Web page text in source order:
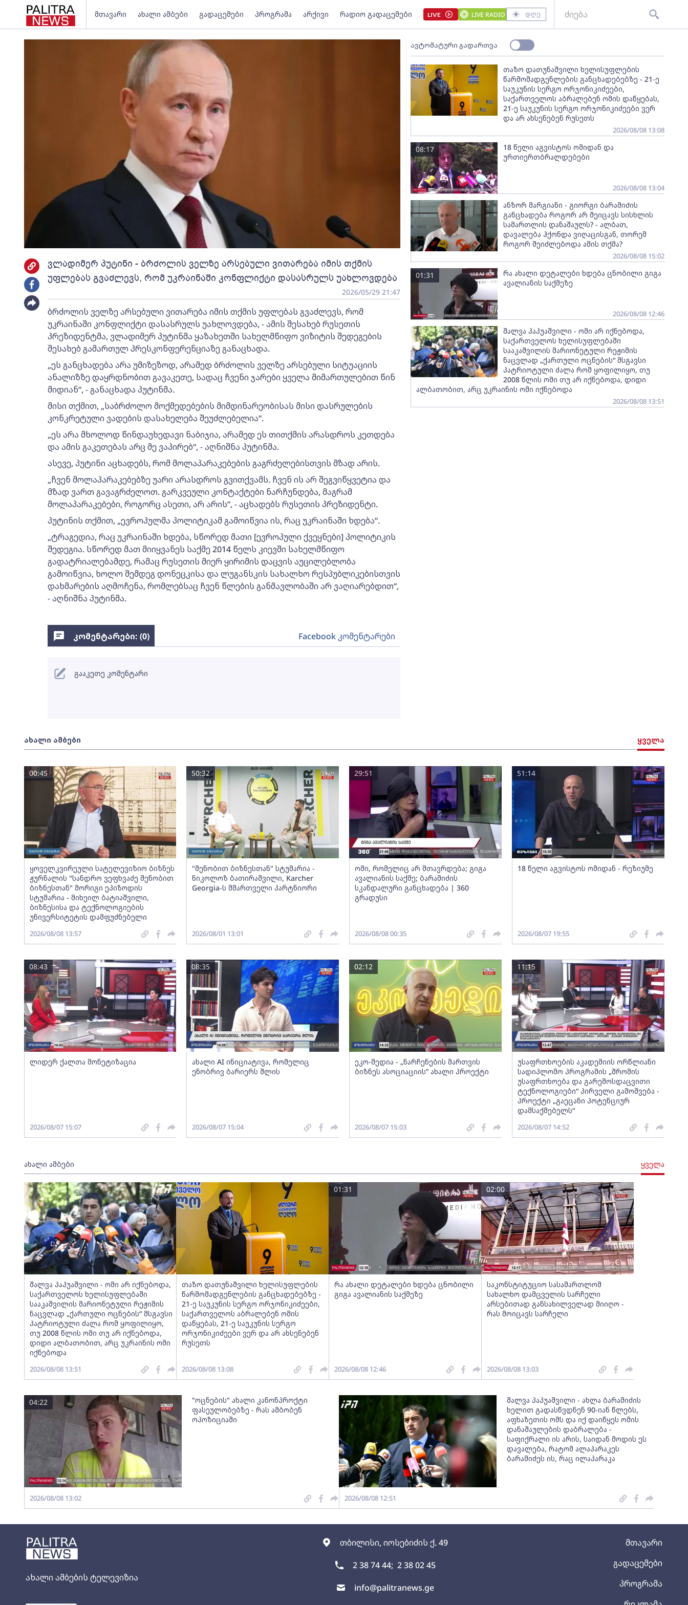
მთავარი ახალი ამბები გადაცემები პროგრამა არქივი რადიო გადაცემები LIVE LIVE RADIO დღე
ახალი ამბების ტელევიზია
თბილისი, იოსებიძის ქ. 49
2 38 74 44; 2 38 02 45
info@palitranews.ge
მთავარი
გადაცემები
პროგრამა
ვლადიმერ პუტინი - ბრძოლის ველზე არსებული ვითარება იმის თქმის
უფლებას გვაძლევს, რომ უკრაინაში კონფლიქტი დასასრულს უახლოვდება
2026/05/29 21:47
ბრძოლის ველზე არსებული ვითარება იმის თქმის უფლებას გვაძლევს, რომ
უკრაინაში კონფლიქტი დასასრულს უახლოვდება, - ამის შესახებ რუსეთის
პრეზიდენტმა, ვლადიმერ პუტინმა ყაზახეთში სახელმწიფო ვიზიტის შედეგების
შესახებ გამართულ პრესკონფერენციაზე განაცხადა.
„ეს განცხადება არა უმიზეზოდ, არამედ ბრძოლის ველზე არსებული სიტუაციის
ანალიზზე დაყრდნობით გავაკეთე, სადაც ჩვენი ჯარები ყველა მიმართულებით წინ
მიდიან“, - განაცხადა პუტინმა.
მისი თქმით, „საბრძოლო მოქმედებების მიმდინარეობისას მისი დასრულების
კონკრეტული ვადების დასახელება შეუძლებელია“.
„ეს არა მხოლოდ წინდაუხედავი ნაბიჯია, არამედ ეს თითქმის არასდროს კეთდება
და ამის გაკეთებას არც მე ვაპირებ“, - აღნიშნა პუტინმა.
ასევე, პუტინი აცხადებს, რომ მოლაპარაკებების გაგრძელებისთვის მზად არის.
„ჩვენ მოლაპარაკებებზე უარი არასდროს გვითქვამს. ჩვენ ის არ შეგვიწყვეტია და
მზად ვართ გავაგრძელოთ. გარკვეული კონტაქტები ნარჩუნდება, მაგრამ
მოლაპარაკებები, როგორც ასეთი, არ არის“, - აცხადებს რუსეთის პრეზიდენტი.
პუტინის თქმით, „ევროპულმა პოლიტიკამ გამოიწვია ის, რაც უკრაინაში ხდება“.
„ტრაგედია, რაც უკრაინაში ხდება, სწორედ მათი [ევროპული ქვეყნები] პოლიტიკის
შედეგია. სწორედ მათ მიიყვანეს საქმე 2014 წელს კიევში სახელმწიფო
გადატრიალებამდე, რამაც რუსეთის მიერ ყირიმის დაცვის აუცილებლობა
გამოიწვია, ხოლო შემდეგ დონეცკისა და ლუგანსკის სახალხო რესპუბლიკებისთვის
დახმარების აღმოჩენა, რომლებსაც ჩვენ წლების განმავლობაში არ ვაღიარებდით“,
- აღნიშნა პუტინმა.
ავტომატური გადართვა
თაზო დათუნაშვილი ხელისუფლების
წარმომადგენლების განცხადებებზე - 21-ე
საუკუნის სერგო ორჯონიკიძეები,
საქართველოს აბრალებენ ომის დაწყებას,
21-ე საუკუნის სერგო ორჯონიკიძეები ვერ
და არ ახსენებენ რუსეთს
2026/08/08 13:08
18 წელი აგვისტოს ომიდან და
ურთიერთბრალდებები
08:17
2026/08/08 13:04
ანზორ მარგიანი - გიორგი ბარამიძის
განცხადება როგორ არ შეიცავს სისხლის
სამართლის დანაშაულს? - ალბათ,
დავალება ჰქონდა ვიღაცისგან, თორემ
როგორ შეიძლებოდა ამის თქმა?
2026/08/08 15:02
რა ახალი დეტალები ხდება ცნობილი გიგა
ავალიანის საქმეზე
01:31
2026/08/08 12:46
შალვა პაპუაშვილი - ომი არ იქნებოდა,
საქართველოს ხელისუფლებაში
სააკაშვილის მარიონეტული რეჟიმის
ნაცვლად „ქართული ოცნების“ მსგავსი
პატრიოტული ძალა რომ ყოფილიყო, თუ
2008 წლის ომი თუ არ იქნებოდა, დიდი
ალბათობით, არც უკრაინის ომი იქნებოდა
2026/08/08 13:51
ახალი ამბები ყველა
ყოველკვირეული სატელევიზიო ბიზნეს
ჟურნალის "სანდრო ვეფხვაძე შენობით
ბიზნესთან" მორიგი ეპიზოდის
სტუმარია - მიხეილ ბატიაშვილი,
ბიზნესისა და ტექნოლოგიების
უნივერსიტეტის დამფუძნებელი
00:45
2026/08/08 13:57
"შენობით ბიზნესთან" სტუმარია -
ნიკოლოზ ბათირაშვილი, Karcher
Georgia-ს მმართველი პარტნიორი
50:32
2026/08/01 13:01
ომი, რომელიც არ მთავრდება; გიგა
ავალიანის საქმე; ბარამიძის
სკანდალური განცხადება | 360
გრადუსი
29:51
2026/08/08 00:35
18 წელი აგვისტოს ომიდან - რეზიუმე
51:14
2026/08/07 19:55
ლიდერ ქალთა მონეტიზაცია
08:43
2026/08/07 15:07
ახალი AI ინიციატივა, რომელიც
ენობრივ ბარიერს შლის
08:35
2026/08/07 15:04
ეკო-მედია - „ნარჩენების მართვის
ბიზნეს ასოციაციის” ახალი პროექტი
02:12
2026/08/07 15:03
უსაფრთხოების აკადემიის ორწლიანი
სადიპლომო პროგრამის „შრომის
უსაფრთხოება და გარემოსდაცვითი
ტექნოლოგიები“ პირველი გამოშვება -
პროექტი „გაეცანი პოტენციურ
დამსაქმებელს“
11:15
2026/08/07 14:52
ახალი ამბები ყველა
შალვა პაპუაშვილი - ომი არ იქნებოდა,
საქართველოს ხელისუფლებაში
სააკაშვილის მარიონეტული რეჟიმის
ნაცვლად „ქართული ოცნების“ მსგავსი
პატრიოტული ძალა რომ ყოფილიყო,
თუ 2008 წლის ომი თუ არ იქნებოდა,
დიდი ალბათობით, არც უკრაინის ომი
იქნებოდა
2026/08/08 13:51
თაზო დათუნაშვილი ხელისუფლების
წარმომადგენლების განცხადებებზე -
21-ე საუკუნის სერგო ორჯონიკიძეები,
საქართველოს აბრალებენ ომის
დაწყებას, 21-ე საუკუნის სერგო
ორჯონიკიძეები ვერ და არ ახსენებენ
რუსეთს
2026/08/08 13:08
რა ახალი დეტალები ხდება ცნობილი
გიგა ავალიანის საქმეზე
01:31
2026/08/08 12:46
საკონსტიტუციო სასამართლომ
სახალხო დამცველის სარჩელი
არსებითად განსახილველად მიიღო -
რას მოიცავს სარჩელი
02:00
2026/08/08 13:03
"ოცნების" ახალი კანონპროქტი
ფასეულობებზე - რას ამბობენ
ოპოზიციაში
04:22
2026/08/08 13:02
შალვა პაპუაშვილი - ახლა ბარამიძის
ხელით გადასწვდნენ 90-იან წლებს,
აფხაზეთის ომს და იქ დაიწყეს ომის
დანაშაულების დაბრალება -
საფიქრალი ის არის, საიდან მოდის ეს
დავალება, რატომ ალაპარაკეს
ბარამიძეს ის, რაც ილაპარაკა
2026/08/08 12:51
კომენტარები: (0) Facebook კომენტარები
გააკეთე კომენტარი